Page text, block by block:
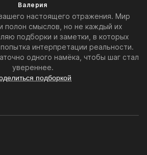
Валерия
настоящего отражения. Мир
полон смыслов, но не каждый их
подборки и заметки, в которых
интерпретации реальности.
одного намёка, чтобы шаг стал
увереннее.
подборкой